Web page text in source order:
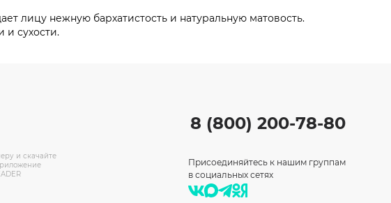
лицу нежную бархатистость и натуральную матовость.
и сухости.
и скачайте
8 (800) 200-78-80
Присоединяйтесь к нашим группам
в социальных сетях